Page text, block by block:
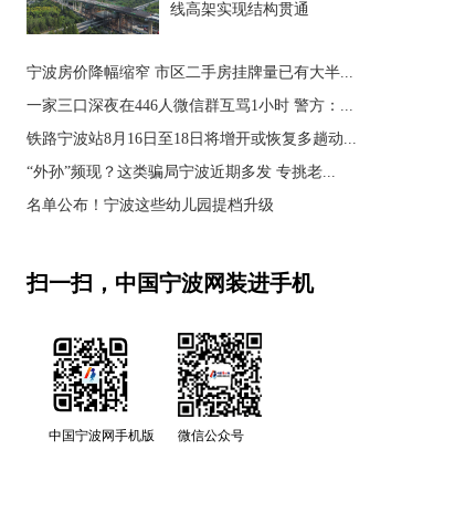
线高架实现结构贯通
宁波房价降幅缩窄 市区二手房挂牌量已有大半...
一家三口深夜在446人微信群互骂1小时 警方：...
铁路宁波站8月16日至18日将增开或恢复多趟动...
“外孙”频现？这类骗局宁波近期多发 专挑老...
名单公布！宁波这些幼儿园提档升级
扫一扫，中国宁波网装进手机
中国宁波网手机版 微信公众号